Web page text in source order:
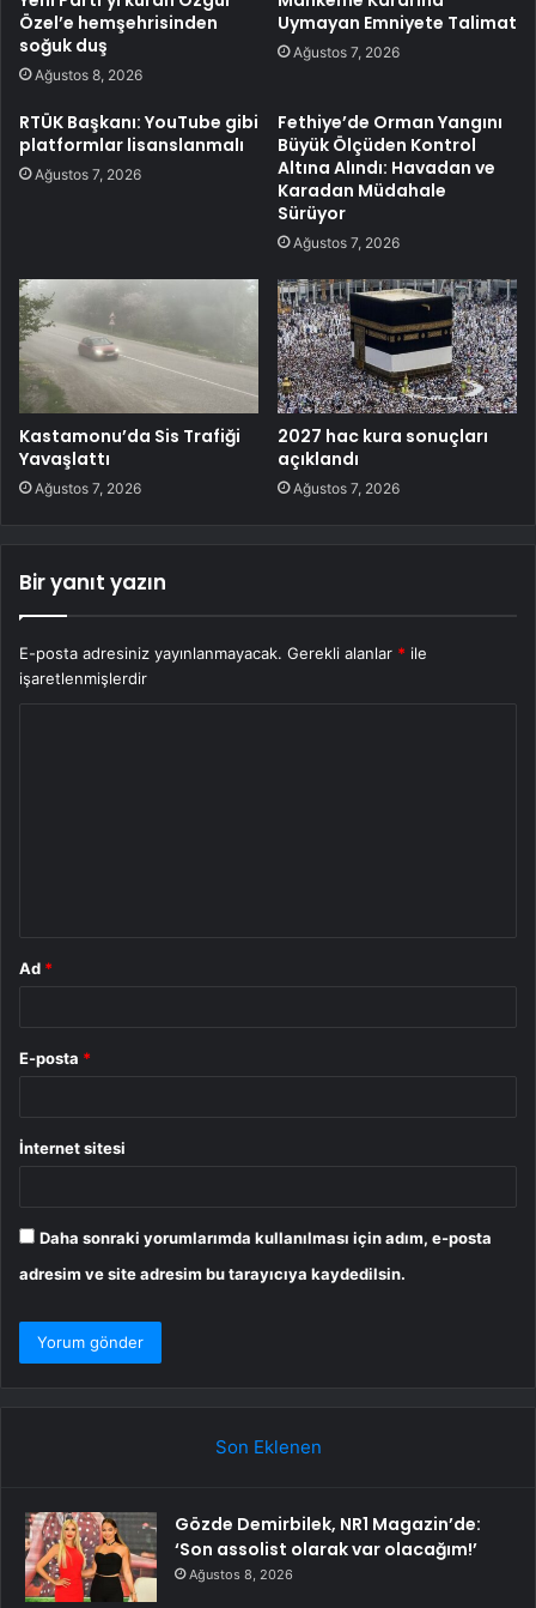
Özel’e hemşehrisinden
soğuk duş
Ağustos 8, 2026
Uymayan Emniyete Talimat
Ağustos 7, 2026
RTÜK Başkanı: YouTube gibi
platformlar lisanslanmalı
Ağustos 7, 2026
Fethiye’de Orman Yangını
Büyük Ölçüden Kontrol
Altına Alındı: Havadan ve
Karadan Müdahale
Sürüyor
Ağustos 7, 2026
Kastamonu’da Sis Trafiği
Yavaşlattı
Ağustos 7, 2026
2027 hac kura sonuçları
açıklandı
Ağustos 7, 2026
Bir yanıt yazın
E-posta adresiniz yayınlanmayacak. Gerekli alanlar * ile
işaretlenmişlerdir
Ad *
E-posta *
İnternet sitesi
Daha sonraki yorumlarımda kullanılması için adım, e-posta
adresim ve site adresim bu tarayıcıya kaydedilsin.
Son Eklenen
Gözde Demirbilek, NR1 Magazin’de:
‘Son assolist olarak var olacağım!’
Ağustos 8, 2026